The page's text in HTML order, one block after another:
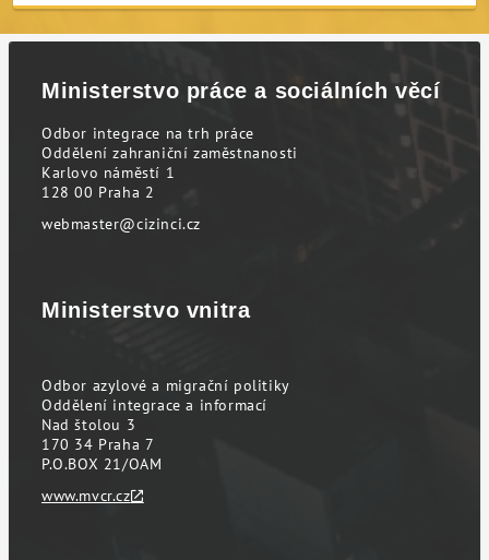
Ministerstvo práce a sociálních věcí
Odbor integrace na trh práce
Oddělení zahraniční zaměstnanosti
Karlovo náměstí 1
128 00 Praha 2
webmaster@cizinci.cz
Ministerstvo vnitra
Odbor azylové a migrační politiky
Oddělení integrace a informací
Nad štolou 3
170 34 Praha 7
P.O.BOX 21/OAM
www.mvcr.cz